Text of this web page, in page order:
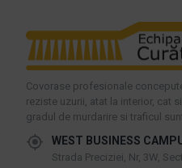
Covorase profesionale
reziste uzurii, atat la interior, cat
gradul de murdarire si traficul
WEST BUSINESS
Strada Preciziei, Nr, 3W,